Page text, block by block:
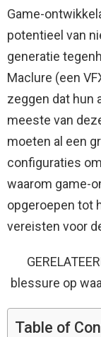
Game-
potentieel van
generatie
Maclure (een
zeggen dat hun
meeste van
moeten al een
configuraties
waarom game-
opgeroepen tot
vereisten voor
blessure op
Table of